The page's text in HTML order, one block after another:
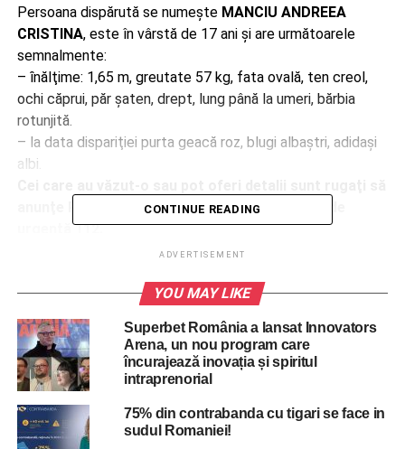
Persoana dispărută se numeşte MANCIU ANDREEA
CRISTINA, este în vârstă de 17 ani şi are următoarele
semnalmente:
– ȋnălţime: 1,65 m, greutate 57 kg, fata ovală, ten creol,
ochi căprui, păr şaten, drept, lung până la umeri, bărbia
rotunjită.
– la data dispariţiei purta geacă roz, blugi albaștri, adidași
albi.
anunţe Poliţia Capitalei, apelând numărul unic de
urgenţă 112.
BUCURESTI
Presedintele Iohannis participa la Summitul PPE
de la Bucuresti: A fi bun român și patriot nu
înseamnă să fii în antiteză cu Bruxellesul
DON'T MISS
Presedintele Iohannis declanseaza Referendumul
pe Justitie in ziua alegerilor europarlamentare
CONTINUE READING
ADVERTISEMENT
YOU MAY LIKE
Superbet România a lansat Innovators
Arena, un nou program care
încurajează inovația și spiritul
intraprenorial
75% din contrabanda cu tigari se face in
sudul Romaniei!